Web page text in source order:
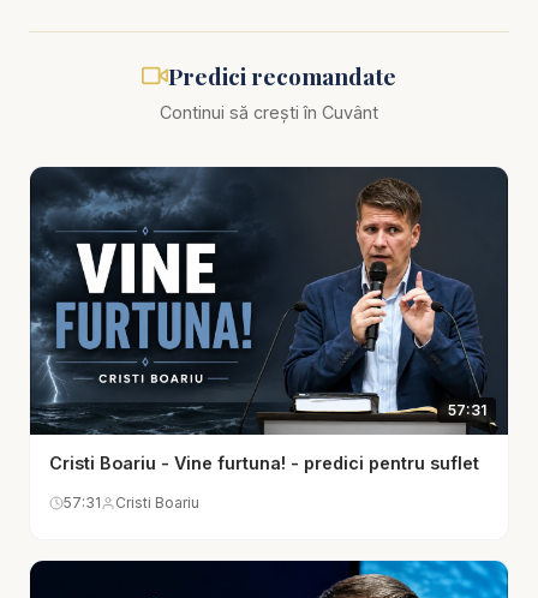
să mai joace un rol spiritual și vine înaintea Lui cu
inimă zdrobită, cu dorință de curățire și cu foame
după o viață schimbată. Acolo unde inima se
deschide cu adevăr, Dumnezeu intră și lucrează.
Cristi Boariu subliniază că una dintre cele mai mari
tragedii spirituale este încercarea de a-L păstra pe
Dumnezeu aproape fără a renunța la murdăria
lăuntrică. Mulți oameni doresc pace,
binecuvântare, protecție și mângâiere, dar fără
curățirea inimii, fără confruntarea păcatului și fără
întoarcere reală la Dumnezeu. Însă Domnul nu
poate fi primit cu adevărat într-o inimă care Îl invită
doar cu buzele, dar păstrează în ascuns lucruri pe
aceasta ne amintește că Dumnezeu nu cere
să locuiască în noi într-un mod real. El nu vrea doar
Predici recomandate
Continui să crești în Cuvânt
57:31
Cristi Boariu - Vine furtuna! - predici pentru suflet
57:31 Cristi Boariu